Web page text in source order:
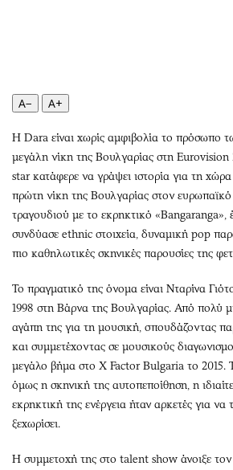
Πολιτισμός
Θέατρο-Χορός
Μουσική
Εικαστικά
Βιβλίο
Χειρόγραφα
A− A+
Η Dara είναι χωρίς αμφιβολία το πρόσωπο
μεγάλη νίκη της Βουλγαρίας στη
star κατάφερε να γράψει ιστορία για τη
πρώτη νίκη της Βουλγαρίας στον ευρωπαϊκό
τραγουδιού με το εκρηκτικό «Bangaranga»,
συνδύασε ethnic στοιχεία, δυναμική pop
πιο καθηλωτικές σκηνικές παρουσίες της
Το πραγματικό της όνομα είναι Νταρίνα
1998 στη Βάρνα της Βουλγαρίας. Από πολύ
αγάπη της για τη μουσική, σπουδάζοντας
και συμμετέχοντας σε μουσικούς
μεγάλο βήμα στο X Factor Bulgaria το 2015.
όμως η σκηνική της αυτοπεποίθηση, η
εκρηκτική της ενέργεια ήταν αρκετές για
ξεχωρίσει.
Η συμμετοχή της στο talent show άνοιξε τον